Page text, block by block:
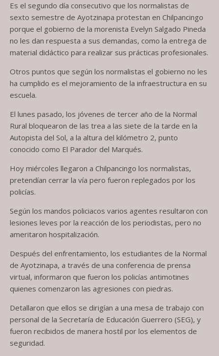
Es el segundo día consecutivo que los normalistas de
sexto semestre de Ayotzinapa protestan en Chilpancingo
porque el gobierno de la morenista Evelyn Salgado Pineda
no les dan respuesta a sus demandas, como la entrega de
material didáctico para realizar sus prácticas profesionales.
Otros puntos que según los normalistas el gobierno no les
ha cumplido es el mejoramiento de la infraestructura en su
escuela.
El lunes pasado, los jóvenes de tercer año de la Normal
Rural bloquearon de las trea a las siete de la tarde en la
Autopista del Sol, a la altura del kilómetro 2, punto
conocido como El Parador del Marqués.
Hoy miércoles llegaron a Chilpancingo los normalistas,
pretendían cerrar la vía pero fueron replegados por los
policías.
Según los mandos policiacos varios agentes resultaron con
lesiones leves por la reacción de los periodistas, pero no
ameritaron hospitalización.
Después del enfrentamiento, los estudiantes de la Normal
de Ayotzinapa, a través de una conferencia de prensa
virtual, informaron que fueron los policías antimotines
quienes comenzaron las agresiones con piedras.
Detallaron que ellos se dirigían a una mesa de trabajo con
personal de la Secretaría de Educación Guerrero (SEG), y
fueron recibidos de manera hostil por los elementos de
seguridad.